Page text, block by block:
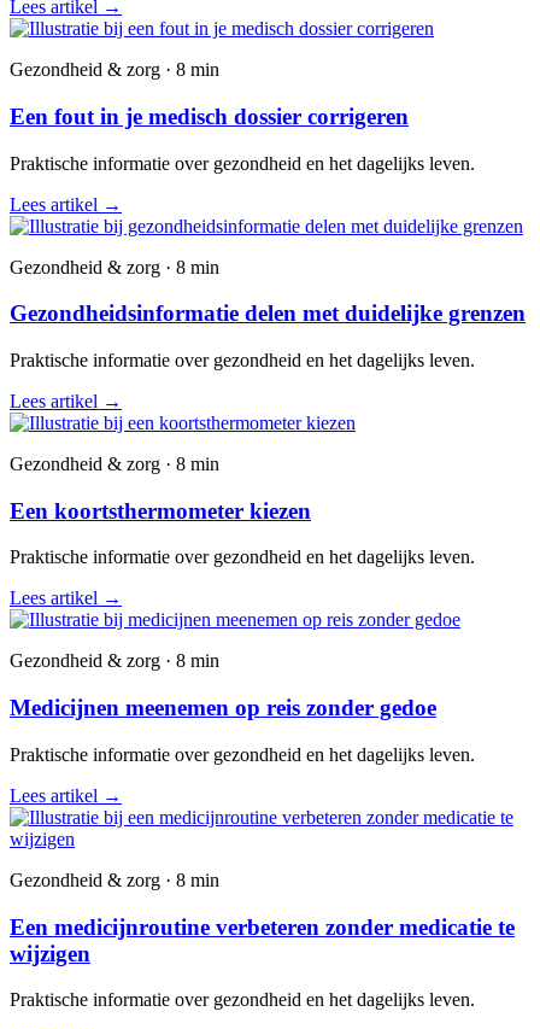
Lees artikel →
Gezondheid & zorg · 8 min
Een fout in je medisch dossier corrigeren
Praktische informatie over gezondheid en het dagelijks leven.
Lees artikel →
Gezondheid & zorg · 8 min
Gezondheidsinformatie delen met duidelijke grenzen
Praktische informatie over gezondheid en het dagelijks leven.
Lees artikel →
Gezondheid & zorg · 8 min
Een koortsthermometer kiezen
Praktische informatie over gezondheid en het dagelijks leven.
Lees artikel →
Gezondheid & zorg · 8 min
Medicijnen meenemen op reis zonder gedoe
Praktische informatie over gezondheid en het dagelijks leven.
Lees artikel →
Gezondheid & zorg · 8 min
Een medicijnroutine verbeteren zonder medicatie te
wijzigen
Praktische informatie over gezondheid en het dagelijks leven.